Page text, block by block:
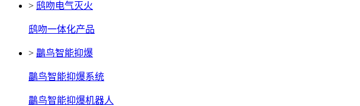
> 鸱吻电气灭火
鸱吻一体化产品
> 鸓鸟智能抑爆
鸓鸟智能抑爆系统
鸓鸟智能抑爆机器人